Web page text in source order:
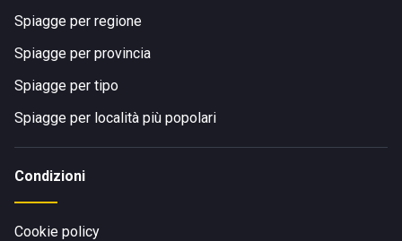
Spiagge per regione
Spiagge per provincia
Spiagge per tipo
Spiagge per località più popolari
Condizioni
Cookie policy